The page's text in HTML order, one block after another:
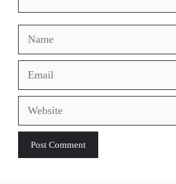
Name
Email
Website